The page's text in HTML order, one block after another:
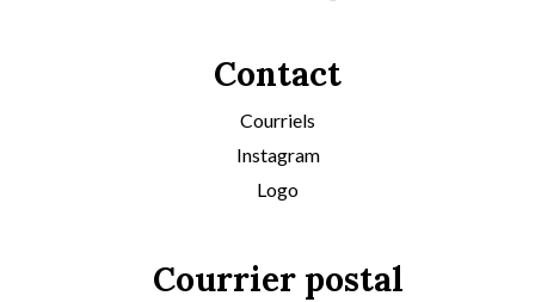
Contact
Courriels
Instagram
Logo
Courrier postal